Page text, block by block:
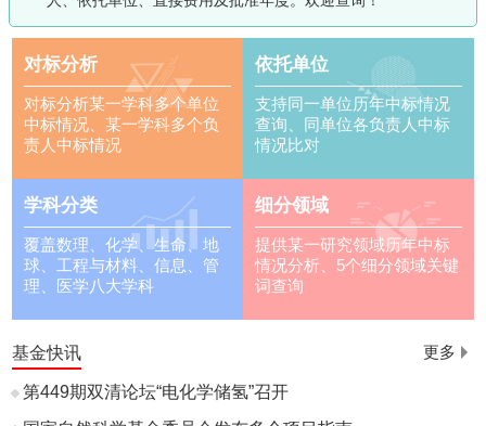
对标分析
对标分析某一学科多个单位
中标情况、某一学科多个负
责人中标情况
依托单位
支持同一单位历年中标情况
查询、同单位各负责人中标
情况比对
学科分类
覆盖数理、化学、生命、地
球、工程与材料、信息、管
理、医学八大学科
细分领域
提供某一研究领域历年中标
情况分析、5个细分领域关键
词查询
基金快讯 更多
第449期双清论坛“电化学储氢”召开